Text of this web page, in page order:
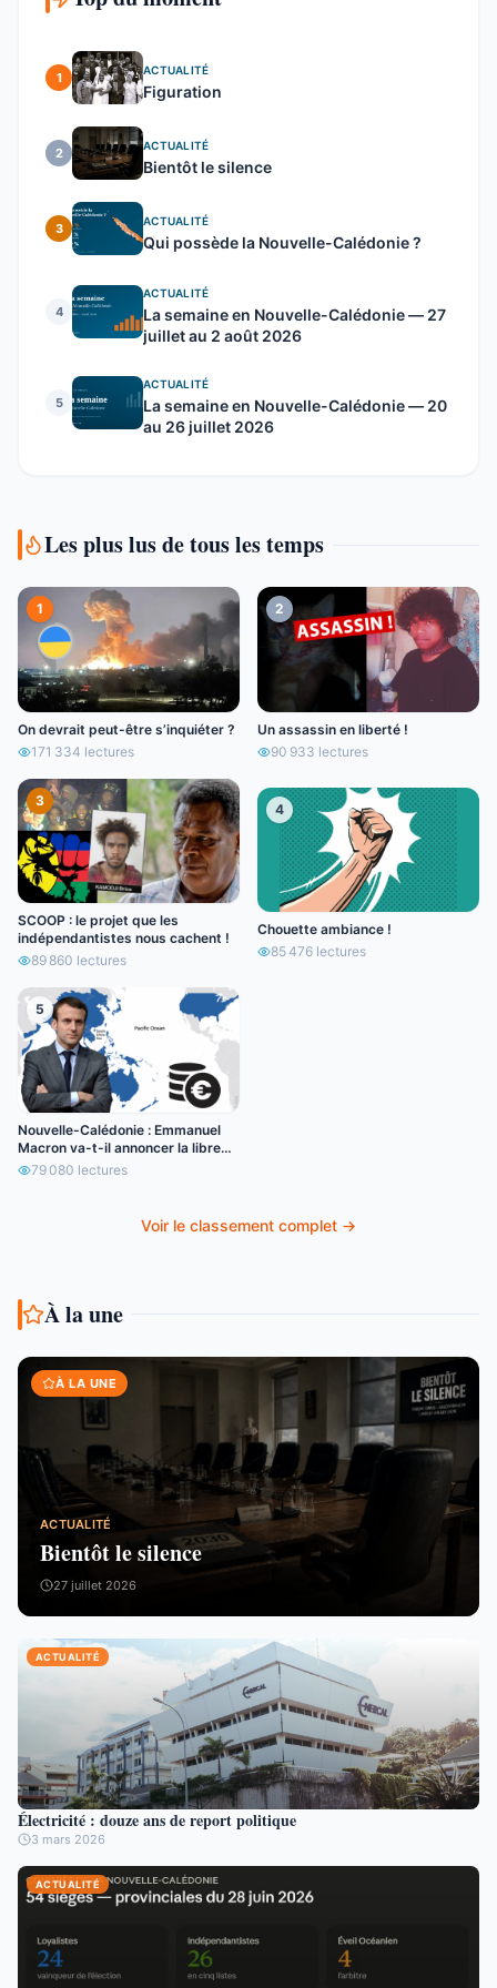
1
ACTUALITÉ
Figuration
2
ACTUALITÉ
Bientôt le silence
3
ACTUALITÉ
Qui possède la Nouvelle-Calédonie ?
4
ACTUALITÉ
La semaine en Nouvelle-Calédonie — 27
juillet au 2 août 2026
5
ACTUALITÉ
La semaine en Nouvelle-Calédonie — 20
au 26 juillet 2026
Les plus lus de tous les temps
1
On devrait peut-être s’inquiéter ?
171 334 lectures
2
Un assassin en liberté !
90 933 lectures
3
SCOOP : le projet que les
indépendantistes nous cachent !
89 860 lectures
4
Chouette ambiance !
85 476 lectures
5
Nouvelle-Calédonie : Emmanuel
Macron va-t-il annoncer la libre
circulation de l’euro ?
79 080 lectures
Voir le classement complet →
À la une
À LA UNE
ACTUALITÉ
Bientôt le silence
27 juillet 2026
ACTUALITÉ
Électricité : douze ans de report politique
3 mars 2026
ACTUALITÉ